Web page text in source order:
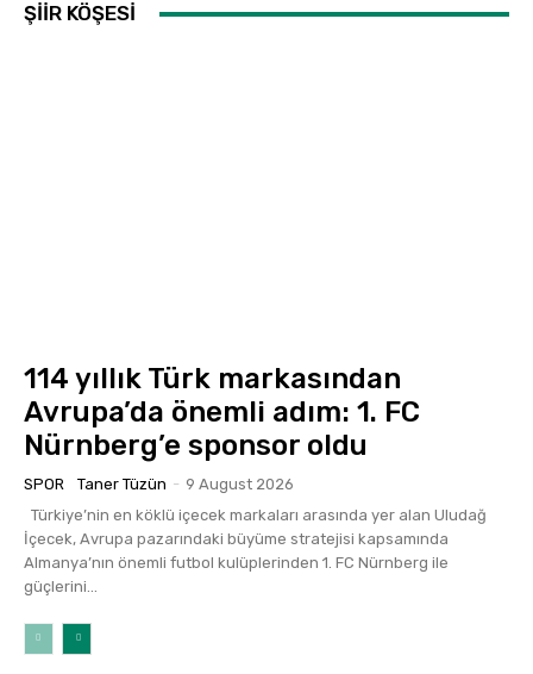
ŞİİR KÖŞESİ
114 yıllık Türk markasından
Avrupa’da önemli adım: 1. FC
Nürnberg’e sponsor oldu
SPOR Taner Tüzün - 9 August 2026
İçecek, Avrupa pazarındaki büyüme stratejisi kapsamında
Almanya’nın önemli futbol kulüplerinden 1. FC Nürnberg ile
güçlerini...